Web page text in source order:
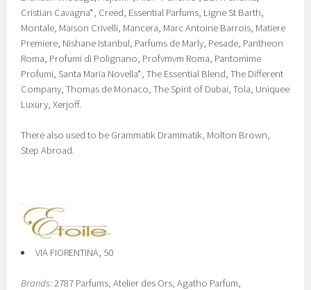
Cristian Cavagna*, Creed, Essential Parfums, Ligne St Barth,
Montale, Maison Crivelli, Mancera, Marc Antoine Barrois, Matiere
Premiere, Nishane Istanbul, Parfums de Marly, Pesade, Pantheon
Roma, Profumi di Polignano, Profvmvm Roma, Pantomime
Profumi, Santa Maria Novella*, The Essential Blend, The Different
Company, Thomas de Monaco, The Spirit of Dubai, Tola, Uniquee
Luxury, Xerjoff.
There also used to be Grammatik Drammatik, Molton Brown,
Step Abroad.
VIA FIORENTINA, 50
Brands:2787 Parfums, Atelier des Ors, Agatho Parfum,